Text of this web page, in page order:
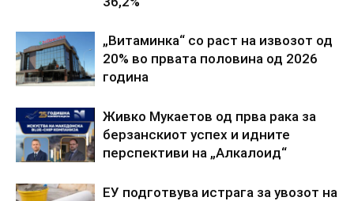
„Витаминка“ со раст на извозот од
20% во првата половина од 2026
година
Живко Мукаетов од прва рака за
берзанскиот успех и идните
перспективи на „Алкалоид“
ЕУ подготвува истрага за увозот на